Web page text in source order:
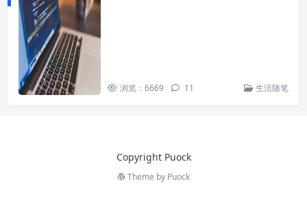
浏览：6669 11 生活随笔
Copyright Puock
Theme by Puock